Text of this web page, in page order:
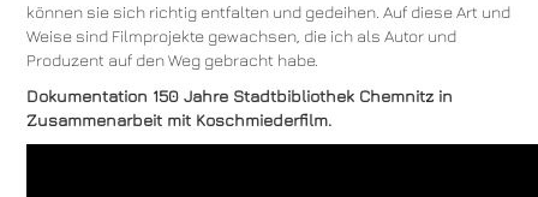
können sie sich richtig entfalten und gedeihen. Auf diese Art und
Weise sind Filmprojekte gewachsen, die ich als Autor und
Produzent auf den Weg gebracht habe.
Dokumentation 150 Jahre Stadtbibliothek Chemnitz in
Zusammenarbeit mit Koschmiederfilm.